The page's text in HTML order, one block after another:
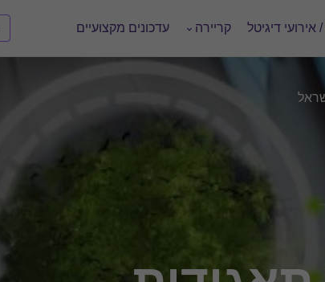
אירועי דיגיטל קריירה עדכונים מקצועיים